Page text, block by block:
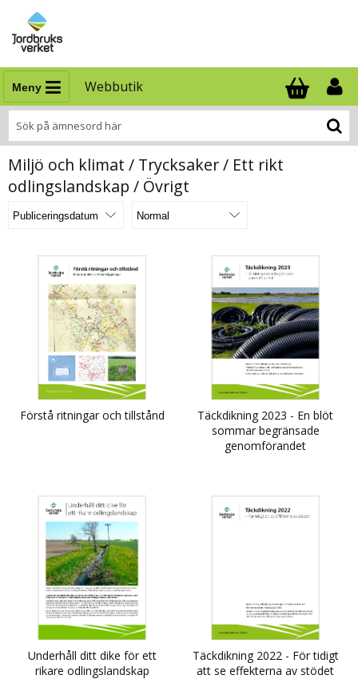
Meny Webbutik
Antal i
.
Miljö och klimat / Trycksaker / Ett rikt
odlingslandskap / Övrigt
Förstå ritningar och tillstånd
Täckdikning 2023 - En blöt
sommar begränsade
genomförandet
Underhåll ditt dike för ett
rikare odlingslandskap
Täckdikning 2022 - För tidigt
att se effekterna av stödet